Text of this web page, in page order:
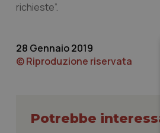
richieste”.
28 Gennaio 2019
© Riproduzione riservata
Potrebbe